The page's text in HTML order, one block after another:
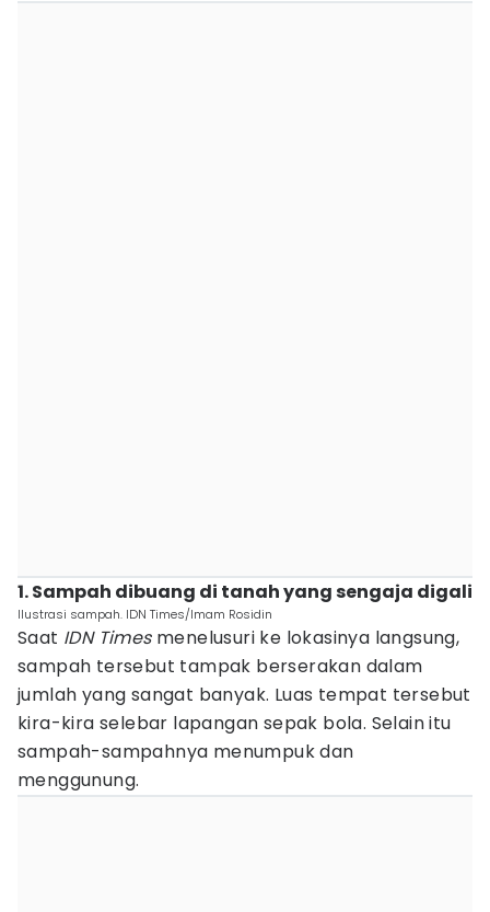
1. Sampah dibuang di tanah yang sengaja digali
Ilustrasi sampah. IDN Times/Imam Rosidin
Saat IDN Timesmenelusuri ke lokasinya langsung,
sampah tersebut tampak berserakan dalam
jumlah yang sangat banyak. Luas tempat tersebut
kira-kira selebar lapangan sepak bola. Selain itu
sampah-sampahnya menumpuk dan
menggunung.